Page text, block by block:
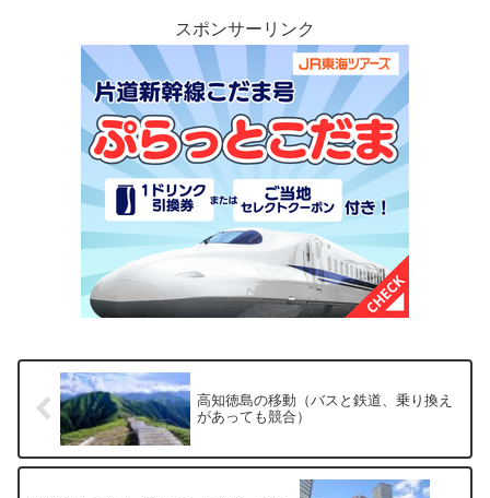
スポンサーリンク
高知徳島の移動（バスと鉄道、乗り換え
があっても競合）